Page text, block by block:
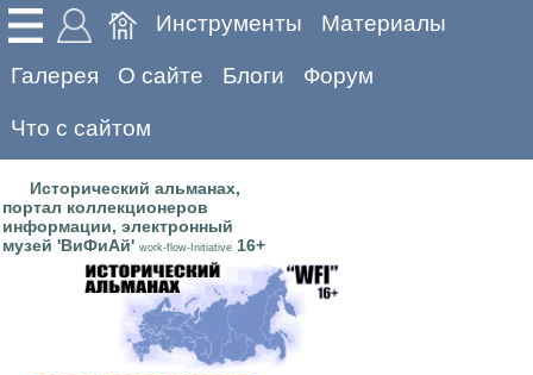
Инструменты Материалы
Галерея О сайте Блоги Форум
Что с сайтом
Исторический альманах,
портал коллекционеров
информации, электронный
музей 'ВиФиАй' work-flow-Initiative 16+